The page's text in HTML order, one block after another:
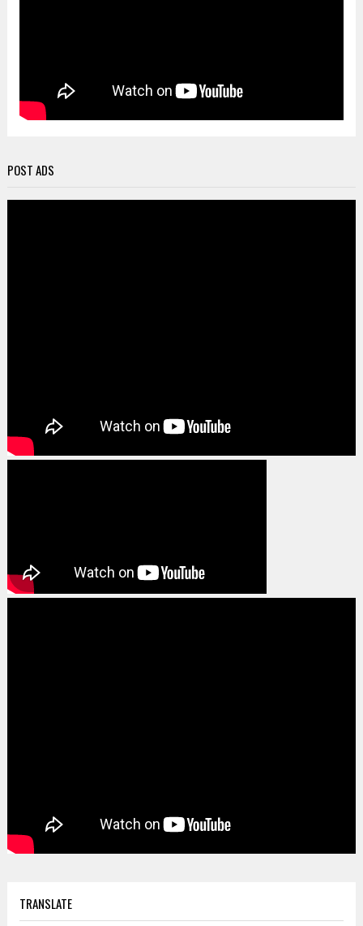
POST ADS
TRANSLATE